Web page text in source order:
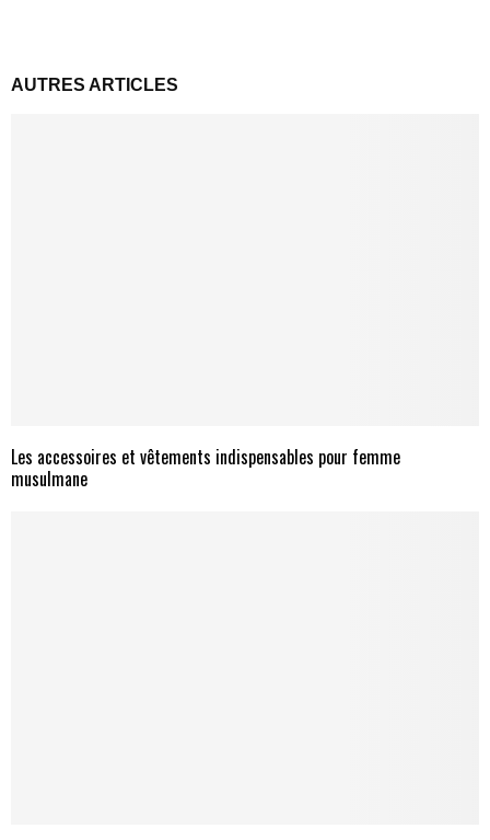
AUTRES ARTICLES
Les accessoires et vêtements indispensables pour femme
musulmane